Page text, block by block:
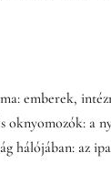
emberek,
oknyomozók: a
hálójában: az